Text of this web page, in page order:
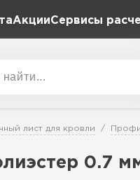
АкцииСервисы
Расчет
лист для кровли
0.7